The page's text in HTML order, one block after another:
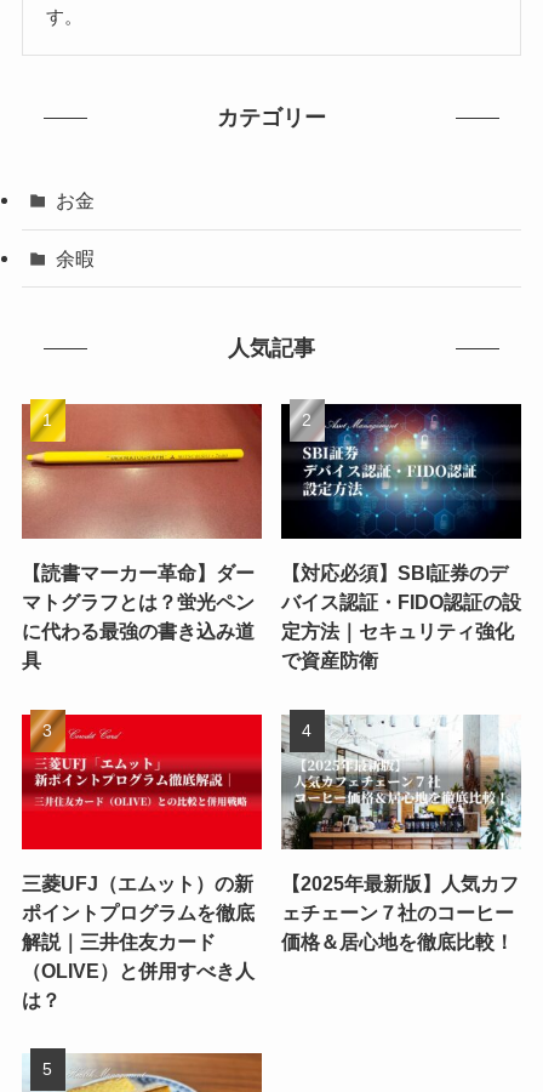
す。
カテゴリー
お金
余暇
人気記事
【読書マーカー革命】ダー
マトグラフとは？蛍光ペン
に代わる最強の書き込み道
具
【対応必須】SBI証券のデ
バイス認証・FIDO認証の設
定方法｜セキュリティ強化
で資産防衛
三菱UFJ（エムット）の新
ポイントプログラムを徹底
解説｜三井住友カード
（OLIVE）と併用すべき人
は？
【2025年最新版】人気カフ
ェチェーン７社のコーヒー
価格＆居心地を徹底比較！